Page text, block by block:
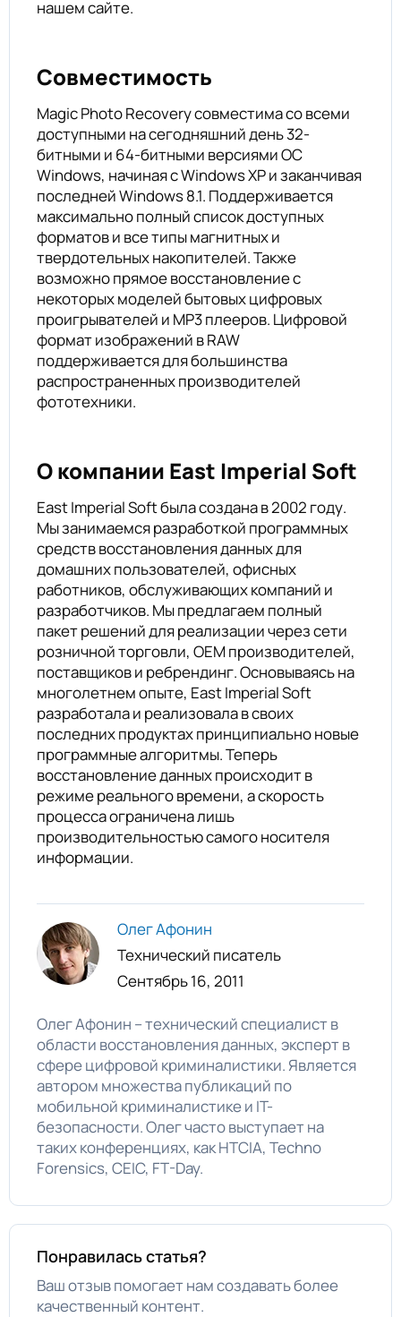
нашем сайте.
Совместимость
Magic Photo Recovery совместима со всеми
доступными на сегодняшний день 32-
битными и 64-битными версиями ОС
Windows, начиная с Windows XP и заканчивая
последней Windows 8.1. Поддерживается
максимально полный список доступных
форматов и все типы магнитных и
твердотельных накопителей. Также
возможно прямое восстановление с
некоторых моделей бытовых цифровых
проигрывателей и MP3 плееров. Цифровой
формат изображений в RAW
поддерживается для большинства
распространенных производителей
фототехники.
О компании East Imperial Soft
East Imperial Soft была создана в 2002 году.
Мы занимаемся разработкой программных
средств восстановления данных для
домашних пользователей, офисных
работников, обслуживающих компаний и
разработчиков. Мы предлагаем полный
пакет решений для реализации через сети
розничной торговли, ОЕМ производителей,
поставщиков и ребрендинг. Основываясь на
многолетнем опыте, East Imperial Soft
разработала и реализовала в своих
последних продуктах принципиально новые
программные алгоритмы. Теперь
восстановление данных происходит в
режиме реального времени, а скорость
процесса ограничена лишь
производительностью самого носителя
информации.
Олег Афонин
Технический писатель
Сентябрь 16, 2011
Олег Афонин – технический специалист в
области восстановления данных, эксперт в
сфере цифровой криминалистики. Является
автором множества публикаций по
мобильной криминалистике и IT-
безопасности. Олег часто выступает на
таких конференциях, как HTCIA, Techno
Forensics, CEIC, FT-Day.
Понравилась статья?
Ваш отзыв помогает нам создавать более
качественный контент.